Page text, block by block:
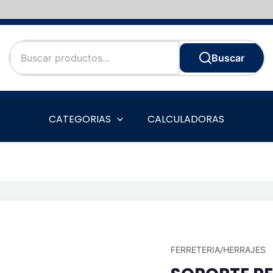
Buscar
CATEGORIAS CALCULADORAS
FERRETERIA/HERRAJES